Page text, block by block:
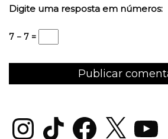
Digite uma resposta em números:
7 − 7 =
InstagramTikTok Facebook
X YouTube